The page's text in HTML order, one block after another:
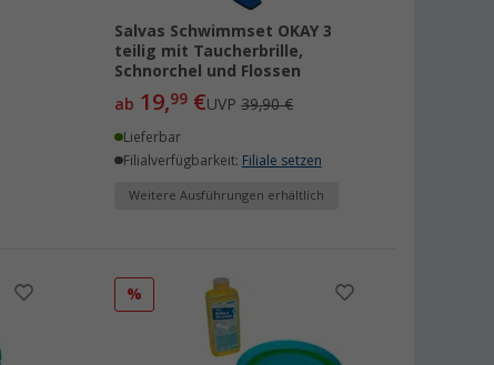
Salvas Schwimmset OKAY 3
teilig mit Taucherbrille,
Schnorchel und Flossen
ab 19,99 €UVP39,90 €
Lieferbar
Filialverfügbarkeit: Filiale setzen
Weitere Ausführungen erhältlich
%